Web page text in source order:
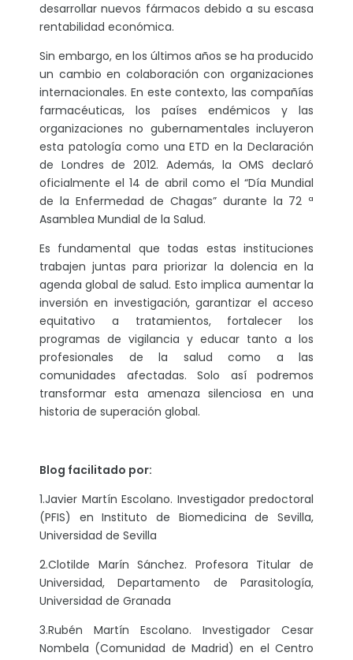
desarrollar nuevos fármacos debido a su escasa
rentabilidad económica.
Sin embargo, en los últimos años se ha producido
un cambio en colaboración con organizaciones
internacionales. En este contexto, las compañías
farmacéuticas, los países endémicos y las
organizaciones no gubernamentales incluyeron
esta patología como una ETD en la Declaración
de Londres de 2012. Además, la OMS declaró
oficialmente el 14 de abril como el “Día Mundial
de la Enfermedad de Chagas” durante la 72 ª
Asamblea Mundial de la Salud.
Es fundamental que todas estas instituciones
trabajen juntas para priorizar la dolencia en la
agenda global de salud. Esto implica aumentar la
inversión en investigación, garantizar el acceso
equitativo a tratamientos, fortalecer los
programas de vigilancia y educar tanto a los
profesionales de la salud como a las
comunidades afectadas. Solo así podremos
transformar esta amenaza silenciosa en una
historia de superación global.
Blog facilitado por:
1.Javier Martín Escolano. Investigador predoctoral
(PFIS) en Instituto de Biomedicina de Sevilla,
Universidad de Sevilla
2.Clotilde Marín Sánchez. Profesora Titular de
Universidad, Departamento de Parasitología,
Universidad de Granada
3.Rubén Martín Escolano. Investigador Cesar
Nombela (Comunidad de Madrid) en el Centro